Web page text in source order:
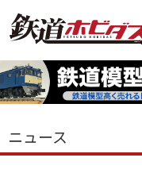
ニュース